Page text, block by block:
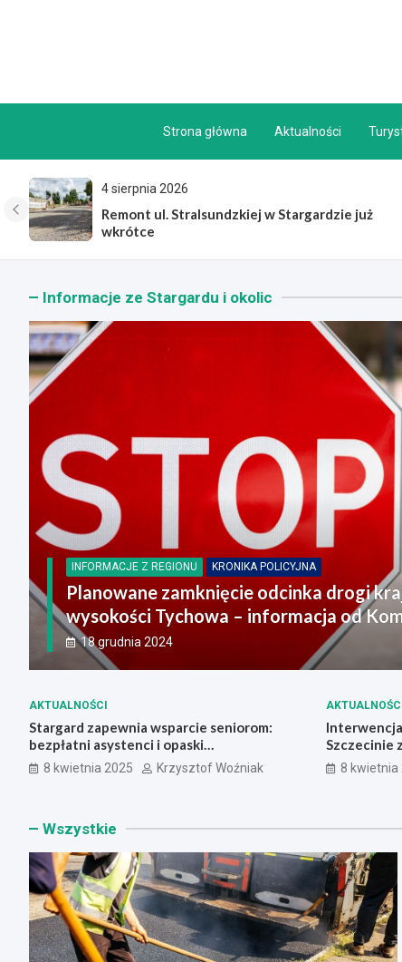
Strona główna Aktualności
1 sierpnia 2026
Szydełkowe arcydzieła ożywiają Książnicę!
Informacje ze Stargardu i okolic
INFORMACJE Z REGIONU KRONIKA POLICYJNA
Planowane zamknięcie odcinka drogi
wysokości Tychowa – informacja od
Policji w Stargardzie
18 grudnia 2024
AKTUALNOŚCI
Stargard zapewnia wsparcie seniorom:
bezpłatni asystenci i opaski
bezpieczeństwa w ramach programu
"Bezpieczny Senior"
8 kwietnia 2025 Krzysztof Woźniak
AKTUALNOŚCI
Szczecinie
seniorkę
8 kwietnia
Wszystkie